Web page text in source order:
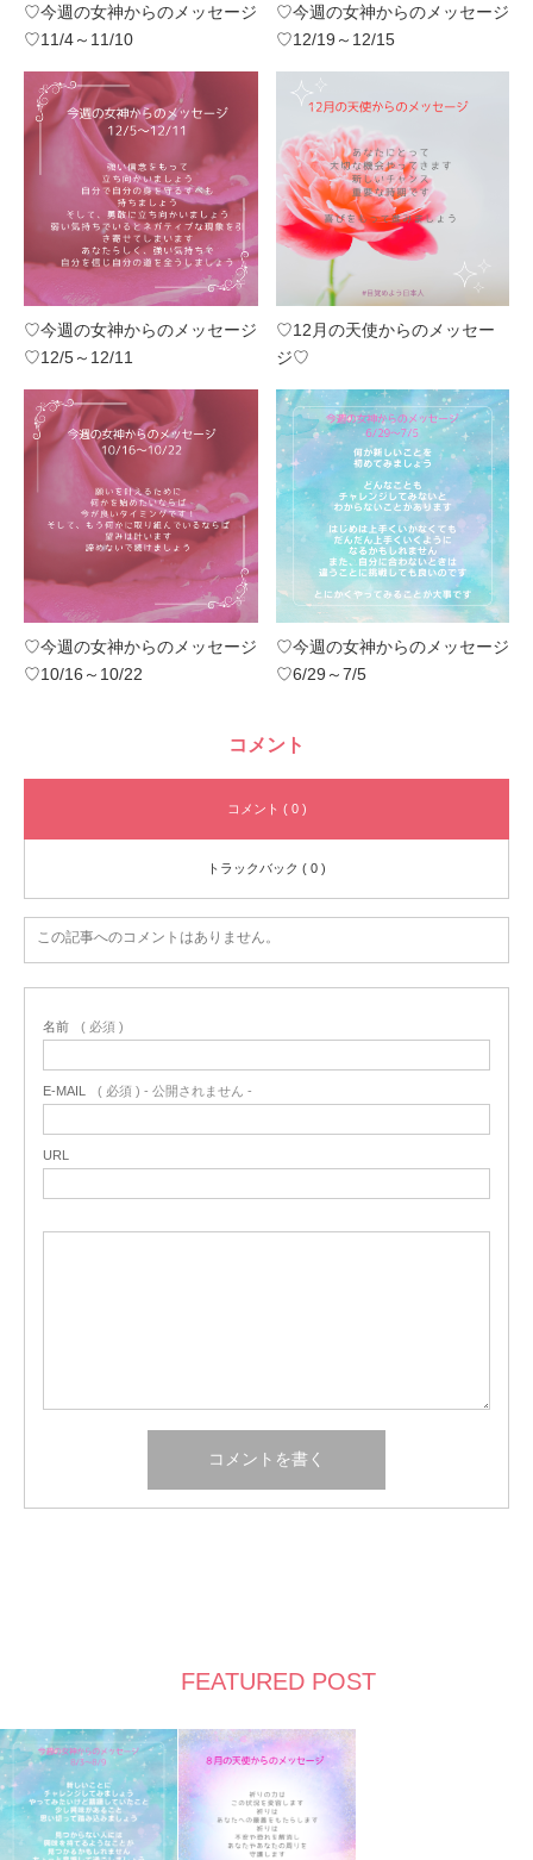
♡今週の女神からのメッセージ
♡11/4～11/10
♡今週の女神からのメッセージ
♡12/19～12/15
♡今週の女神からのメッセージ
♡12/5～12/11
♡12月の天使からのメッセー
ジ♡
♡今週の女神からのメッセージ
♡10/16～10/22
♡今週の女神からのメッセージ
♡6/29～7/5
コメント
コメント ( 0 )
トラックバック ( 0 )
この記事へのコメントはありません。
名前 ( 必須 )
E-MAIL ( 必須 ) - 公開されません -
URL
FEATURED POST